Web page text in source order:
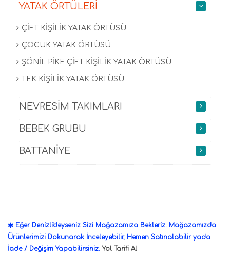
YATAK ÖRTÜLERİ
ÇİFT KİŞİLİK YATAK ÖRTÜSÜ
ÇOCUK YATAK ÖRTÜSÜ
ŞÖNİL PİKE ÇİFT KİŞİLİK YATAK ÖRTÜSÜ
TEK KİŞİLİK YATAK ÖRTÜSÜ
NEVRESİM TAKIMLARI
BEBEK GRUBU
BATTANİYE
Eğer Denizli'deyseniz Sizi Mağazamıza Bekleriz. Mağazamızda
Ürünlerimizi Dokunarak İnceleyebilir, Hemen Satınalabilir yada
İade / Değişim Yapabilirsiniz.Yol Tarifi Al